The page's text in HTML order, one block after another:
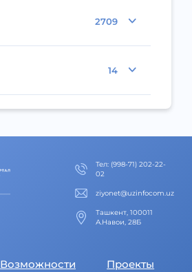
2709
14
Тел: (998-71) 202-22-
02
ziyonet@uzinfocom.uz
Ташкент, 100011
А.Навои, 28Б
Возможности Проекты